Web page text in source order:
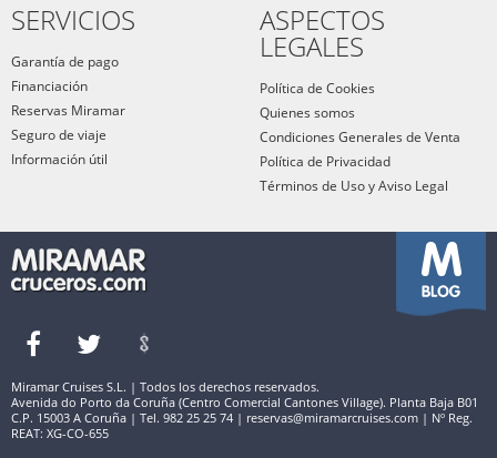
SERVICIOS
Garantía de pago
Financiación
Reservas Miramar
Seguro de viaje
Información útil
ASPECTOS
LEGALES
Política de Cookies
Quienes somos
Condiciones Generales de Venta
Política de Privacidad
Términos de Uso y Aviso Legal
Miramar Cruises S.L. | Todos los derechos reservados.
Avenida do Porto da Coruña (Centro Comercial Cantones Village). Planta Baja B01
C.P. 15003 A Coruña | Tel. 982 25 25 74 | reservas@miramarcruises.com | Nº Reg.
REAT: XG-CO-655